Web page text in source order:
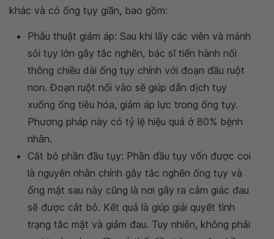
khác và có ống tụy giãn, bao gồm:
Phẫu thuật giảm áp: Sau khi lấy các viên và mảnh
sỏi tụy lớn gây tắc nghẽn, bác sĩ tiến hành nối
thông chiều dài ống tụy chính với đoạn đầu ruột
non. Đoạn ruột nối vào sẽ giúp dẫn dịch tụy
xuống ống tiêu hóa, giảm áp lực trong ống tụy.
Phương pháp này có tỷ lệ hiệu quả ở 80% bệnh
nhân.
Cắt bỏ phần đầu tụy: Phần đầu tụy vốn được coi
là nguyên nhân chính gây tắc nghẽn ống tụy và
ống mật sau này cũng là nơi gây ra cảm giác đau
sẽ được cắt bỏ. Kết quả là giúp giải quyết tình
trạng tắc mật và giảm đau. Tuy nhiên, không phải